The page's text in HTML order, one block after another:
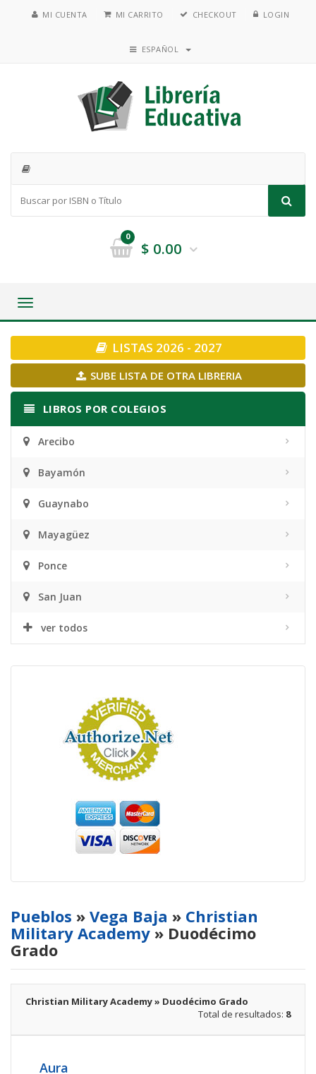
MI CUENTA MI CARRITO CHECKOUT LOGIN
ESPAÑOL
0
$ 0.00
Toggle
LISTAS 2026 - 2027
SUBE LISTA DE OTRA LIBRERIA
LIBROS POR COLEGIOS
Arecibo
Bayamón
Guaynabo
Mayagüez
Ponce
San Juan
ver todos
Pueblos » Vega Baja » Christian
Military Academy» Duodécimo
Grado
Christian Military Academy » Duodécimo Grado
Total de resultados: 8
Aura